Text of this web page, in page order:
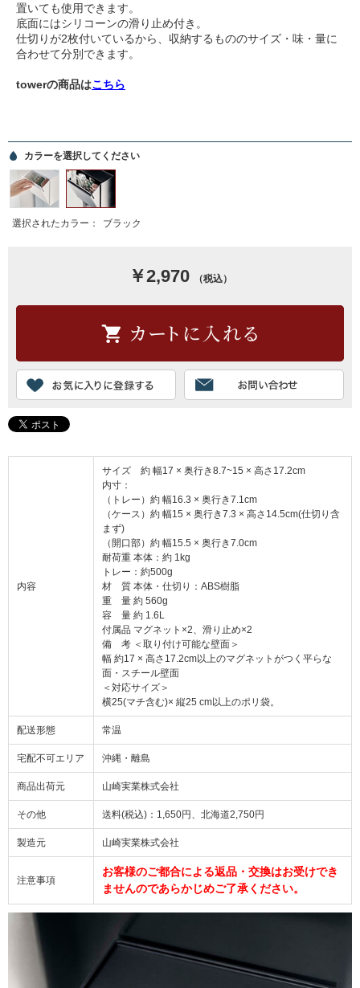
置いても使用できます。
底面にはシリコーンの滑り止め付き。
仕切りが2枚付いているから、収納するもののサイズ・味・量に
合わせて分別できます。
towerの商品はこちら
カラーを選択してください
選択されたカラー： ブラック
￥2,970 （税込）
内容
サイズ 約 幅17 × 奥行き8.7~15 × 高さ17.2cm
内寸：
（トレー）約 幅16.3 × 奥行き7.1cm
（ケース）約 幅15 × 奥行き7.3 × 高さ14.5cm(仕切り含
まず)
（開口部）約 幅15.5 × 奥行き7.0cm
耐荷重 本体：約 1kg
トレー：約500g
材 質 本体・仕切り：ABS樹脂
重 量 約 560g
容 量 約 1.6L
付属品 マグネット×2、滑り止め×2
備 考 ＜取り付け可能な壁面＞
幅 約17 × 高さ17.2cm以上のマグネットがつく平らな
面・スチール壁面
＜対応サイズ＞
横25(マチ含む)× 縦25 cm以上のポリ袋。
配送形態 常温
宅配不可エリア 沖縄・離島
商品出荷元 山崎実業株式会社
その他 送料(税込)：1,650円、北海道2,750円
製造元 山崎実業株式会社
注意事項
お客様のご都合による返品・交換はお受けでき
ませんのであらかじめご了承ください。